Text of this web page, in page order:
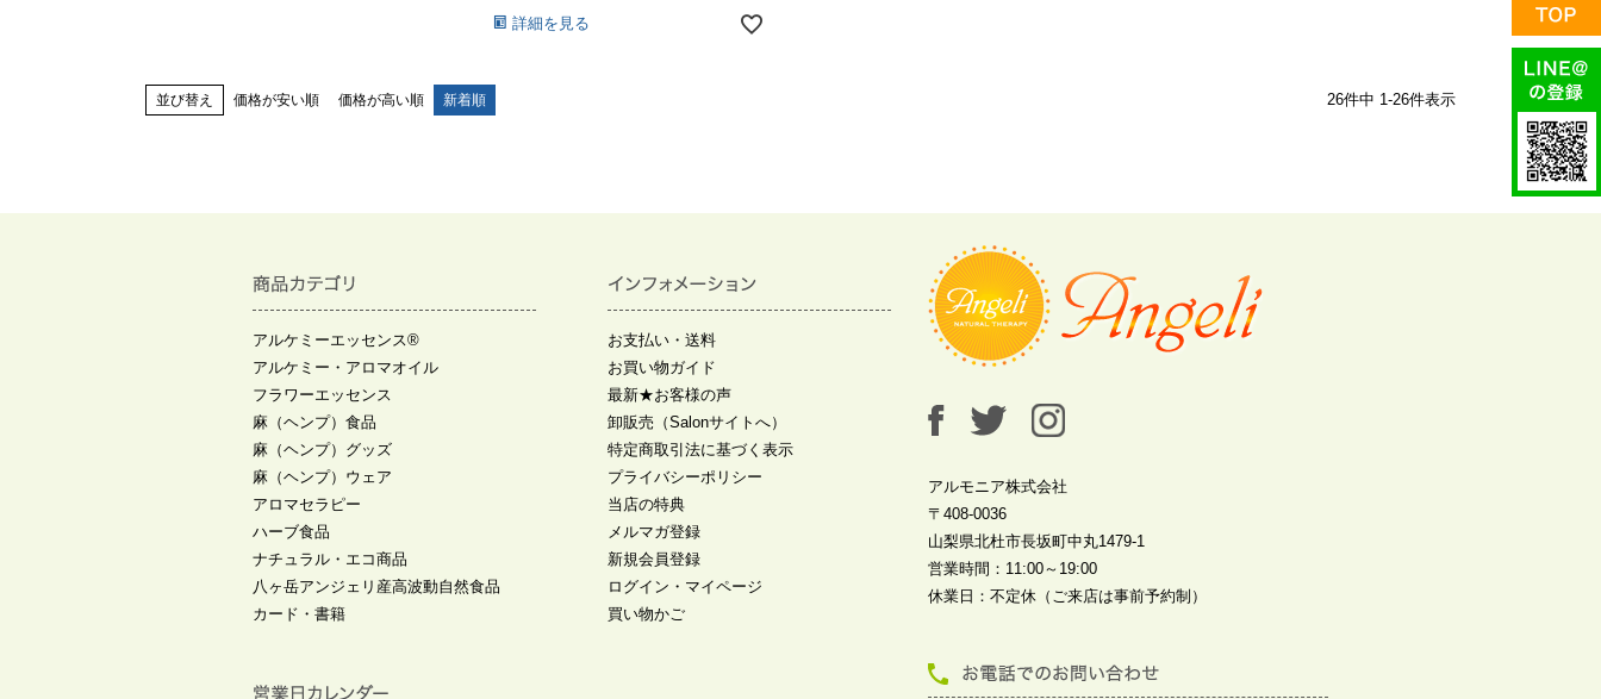
詳細を見る
並び替え 価格が安い順 価格が高い順 新着順 26件中 1-26件表示
アルケミーエッセンス®
アルケミー・アロマオイル
フラワーエッセンス
麻（ヘンプ）食品
麻（ヘンプ）グッズ
麻（ヘンプ）ウェア
アロマセラピー
ハーブ食品
ナチュラル・エコ商品
八ヶ岳アンジェリ産高波動自然食品
カード・書籍
お支払い・送料
お買い物ガイド
最新★お客様の声
卸販売（Salonサイトへ）
特定商取引法に基づく表示
プライバシーポリシー
当店の特典
メルマガ登録
新規会員登録
ログイン・マイページ
買い物かご
アルモニア株式会社
〒408-0036
山梨県北杜市長坂町中丸1479-1
営業時間：11:00～19:00
休業日：不定休（ご来店は事前予約制）